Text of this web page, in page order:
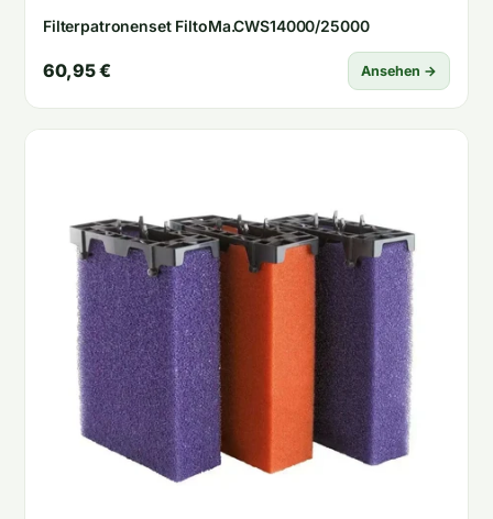
Filterpatronenset FiltoMa.CWS14000/25000
60,95 € Ansehen →